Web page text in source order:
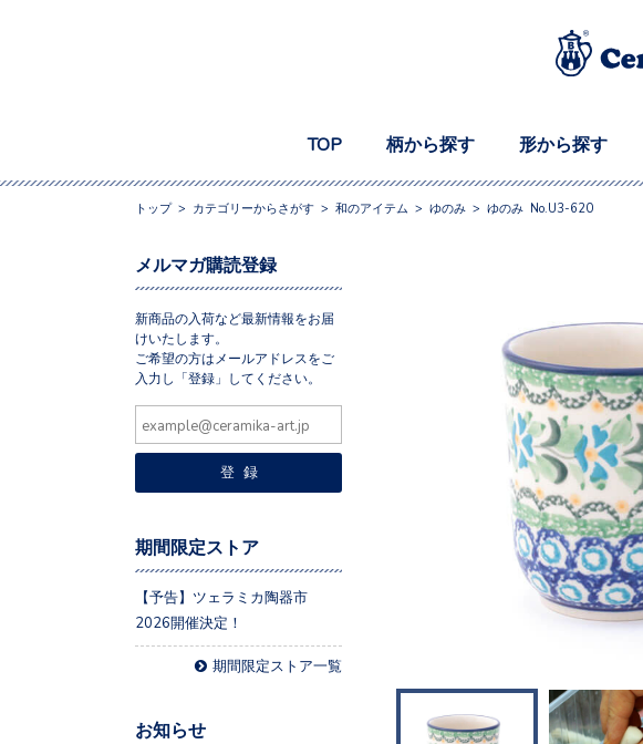
TOP 柄から探す 形から探す
トップ> カテゴリーからさがす > 和のアイテム > ゆのみ > ゆのみ No.U3-620
メルマガ購読登録
新商品の入荷など最新情報をお届
けいたします。
ご希望の方はメールアドレスをご
入力し「登録」してください。
期間限定ストア
【予告】ツェラミカ陶器市
2026開催決定！
期間限定ストア一覧
お知らせ